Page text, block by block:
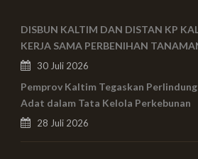
DISBUN KALTIM DAN DISTAN KP
KERJA SAMA PERBENIHAN
30 Juli 2026
Pemprov Kaltim Tegaskan
Adat dalam Tata Kelola Perkebunan
28 Juli 2026